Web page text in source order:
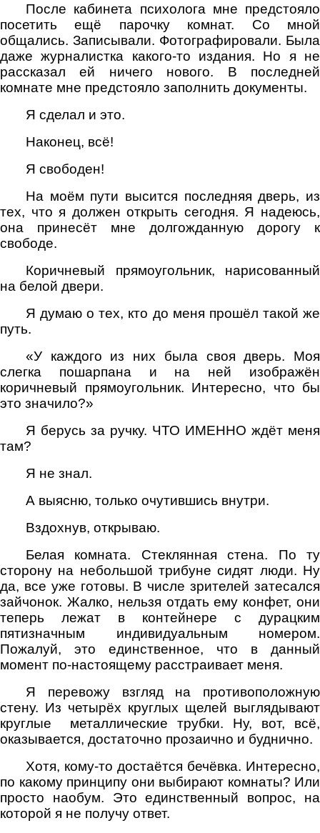
После кабинета психолога мне предстояло
посетить ещё парочку комнат. Со мной
общались. Записывали. Фотографировали. Была
даже журналистка какого-то издания. Но я не
рассказал ей ничего нового. В последней
комнате мне предстояло заполнить документы.
Я сделал и это.
Наконец, всё!
Я свободен!
На моём пути высится последняя дверь, из
тех, что я должен открыть сегодня. Я надеюсь,
она принесёт мне долгожданную дорогу к
свободе.
Коричневый прямоугольник, нарисованный
на белой двери.
Я думаю о тех, кто до меня прошёл такой же
путь.
«У каждого из них была своя дверь. Моя
слегка пошарпана и на ней изображён
коричневый прямоугольник. Интересно, что бы
это значило?»
Я берусь за ручку. ЧТО ИМЕННО ждёт меня
там?
Я не знал.
А выясню, только очутившись внутри.
Вздохнув, открываю.
Белая комната. Стеклянная стена. По ту
сторону на небольшой трибуне сидят люди. Ну
да, все уже готовы. В числе зрителей затесался
зайчонок. Жалко, нельзя отдать ему конфет, они
теперь лежат в контейнере с дурацким
пятизначным индивидуальным номером.
Пожалуй, это единственное, что в данный
момент по-настоящему расстраивает меня.
Я перевожу взгляд на противоположную
стену. Из четырёх круглых щелей выглядывают
круглые
металлические трубки. Ну, вот, всё,
оказывается, достаточно прозаично и буднично.
Хотя, кому-то достаётся бечёвка. Интересно,
по какому принципу они выбирают комнаты? Или
просто наобум. Это единственный вопрос, на
которой я не получу ответ.